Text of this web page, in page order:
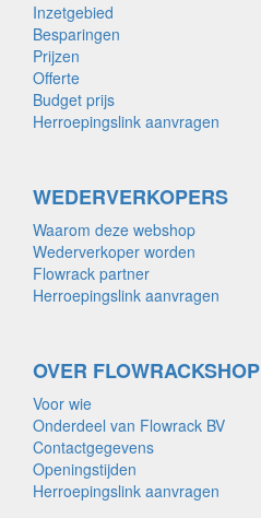
Inzetgebied
Besparingen
Prijzen
Offerte
Budget prijs
Herroepingslink aanvragen
WEDERVERKOPERS
Waarom deze webshop
Wederverkoper worden
Flowrack partner
Herroepingslink aanvragen
OVER FLOWRACKSHOP
Voor wie
Onderdeel van Flowrack BV
Contactgegevens
Openingstijden
Herroepingslink aanvragen